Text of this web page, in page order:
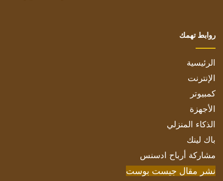
روابط تهمك
الرئيسية
الإنترنت
كمبيوتر
الأجهزة
الذكاء المنزلي
باك لينك
مشاركة أرباح ادسنس
نشر مقال جيست بوست